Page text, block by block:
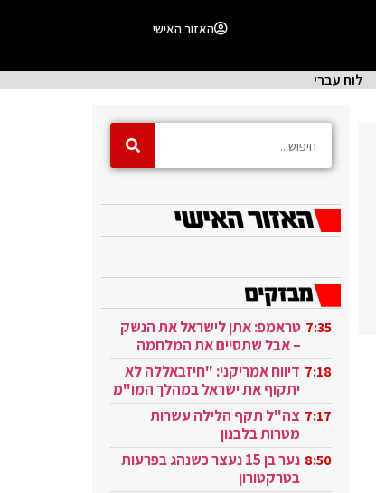
האזור האישי
לוח עברי
7:35 טראמפ: אתן לישראל את הנשק
– אבל שתסיים את המלחמה
בעזה 7:18 דיווח אמריקני: "חיזבאללה לא
יתקוף את ישראל במהלך המו"מ
בקטאר" 7:17 צה"ל תקף הלילה עשרות
מטרות בלבנון
8:50
נער בן 15 נעצר כשנהג בפרעות
בטרקטורון